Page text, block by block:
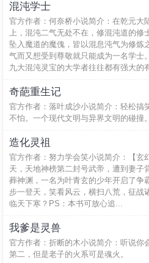
混沌学士
官方作者：何奈桥小说简介：在乾元大
上，混沌二气无处不在，修混沌道的修
坠入魔道的魔傀，皆以混息沌气为修炼
气而又想受到尊敬就只能成为一名学士
九大混沌灵宝的大学者往往都有强大的
奇葩重生记
官方作者：落叶成沙小说简介：轻松搞
不怕。一个现代文明与异界文明的碰撞。
造化灵祖
官方作者：努力学会笑小说简介：【玄
天，天地神榜第二封号武帝，遭到妻子
葬神渊，一名为叶青玄的少年开启了争
步一登天，笑看风云，横扫八荒，征战
临天下寒？PS：本书可放心追...
我爹是灵兽
官方作者：折断的木小说简介：听说你
第二，但是老子的火系可是魂火。